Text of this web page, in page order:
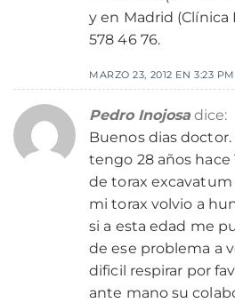
y en Madrid (Clínica
578 46 76.
MARZO 23, 2012 EN 3:23 PM
Pedro Inojosa dice:
Buenos dias
tengo 28 años hace
de torax excavatum
mi torax volvio a
si a esta edad me
de ese problema a
dificil respirar por
ante mano su